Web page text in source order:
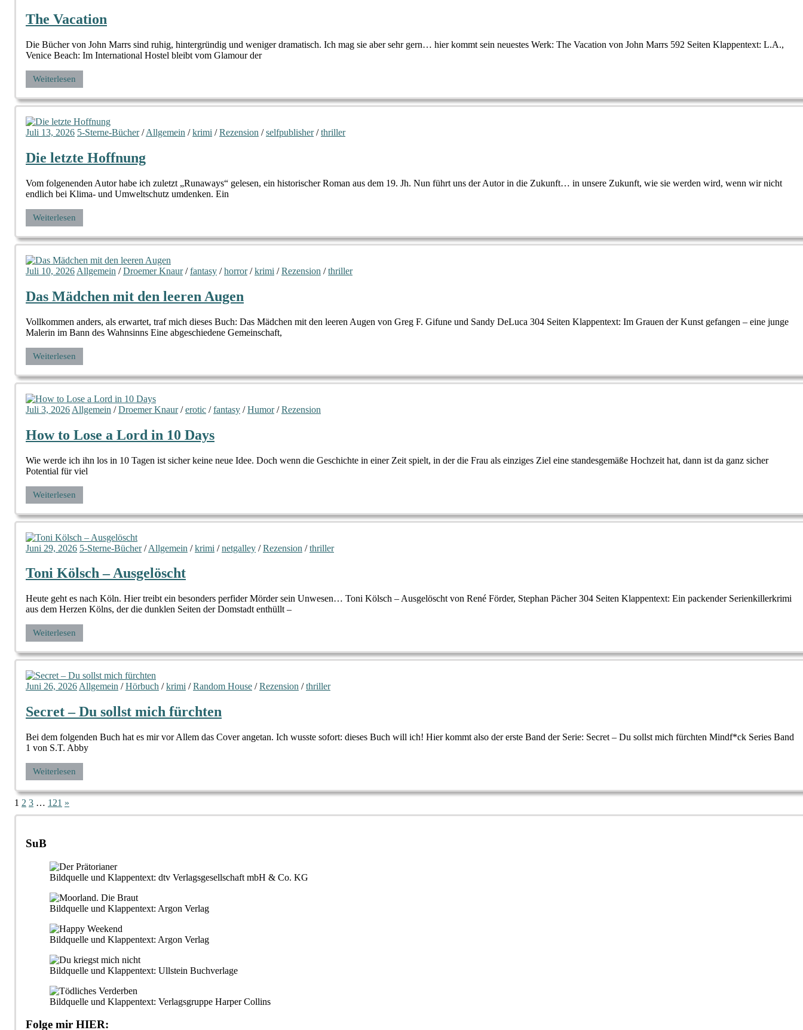
The Vacation
Die Bücher von John Marrs sind ruhig, hintergründig und weniger dramatisch. Ich mag sie aber sehr gern… hier kommt sein neuestes Werk: The Vacation von John Marrs 592 Seiten Klappentext: L.A.,
Venice Beach: Im International Hostel bleibt vom Glamour der
Weiterlesen
Juli 13, 2026 5-Sterne-Bücher/Allgemein /krimi /Rezension /selfpublisher/thriller
Die letzte Hoffnung
Vom folgenenden Autor habe ich zuletzt „Runaways“ gelesen, ein historischer Roman aus dem 19. Jh. Nun führt uns der Autor in die Zukunft… in unsere Zukunft, wie sie werden wird, wenn wir nicht
endlich bei Klima- und Umweltschutz umdenken. Ein
Weiterlesen
Juli 10, 2026 Allgemein /Droemer Knaur/fantasy /horror/krimi /Rezension /thriller
Das Mädchen mit den leeren Augen
Vollkommen anders, als erwartet, traf mich dieses Buch: Das Mädchen mit den leeren Augen von Greg F. Gifune und Sandy DeLuca 304 Seiten Klappentext: Im Grauen der Kunst gefangen – eine junge
Malerin im Bann des Wahnsinns Eine abgeschiedene Gemeinschaft,
Weiterlesen
Juli 3, 2026 Allgemein /Droemer Knaur/erotic /fantasy /Humor/Rezension
How to Lose a Lord in 10 Days
Wie werde ich ihn los in 10 Tagen ist sicher keine neue Idee. Doch wenn die Geschichte in einer Zeit spielt, in der die Frau als einziges Ziel eine standesgemäße Hochzeit hat, dann ist da ganz sicher
Potential für viel
Weiterlesen
Juni 29, 2026 5-Sterne-Bücher/Allgemein /krimi /netgalley /Rezension /thriller
Toni Kölsch – Ausgelöscht
Heute geht es nach Köln. Hier treibt ein besonders perfider Mörder sein Unwesen… Toni Kölsch – Ausgelöscht von René Förder, Stephan Pächer 304 Seiten Klappentext: Ein packender Serienkillerkrimi
aus dem Herzen Kölns, der die dunklen Seiten der Domstadt enthüllt –
Weiterlesen
Juni 26, 2026 Allgemein /Hörbuch /krimi /Random House /Rezension /thriller
Secret – Du sollst mich fürchten
Bei dem folgenden Buch hat es mir vor Allem das Cover angetan. Ich wusste sofort: dieses Buch will ich! Hier kommt also der erste Band der Serie: Secret – Du sollst mich fürchten Mindf*ck Series Band
1 von S.T. Abby
Weiterlesen
Seitennummerierung
der
Beiträge
1 2 3 … 121 Nächste
Beiträge
»
SuB
Bildquelle und Klappentext: dtv Verlagsgesellschaft mbH & Co. KG
Bildquelle und Klappentext: Argon Verlag
Bildquelle und Klappentext: Argon Verlag
Bildquelle und Klappentext: Ullstein Buchverlage
Bildquelle und Klappentext: Verlagsgruppe Harper Collins
Folge mir HIER: